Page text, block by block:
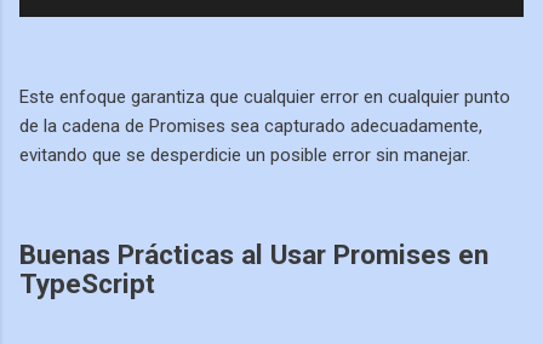
Este enfoque garantiza que cualquier error en cualquier punto
de la cadena de Promises sea capturado adecuadamente,
evitando que se desperdicie un posible error sin manejar.
Buenas Prácticas al Usar Promises en
TypeScript